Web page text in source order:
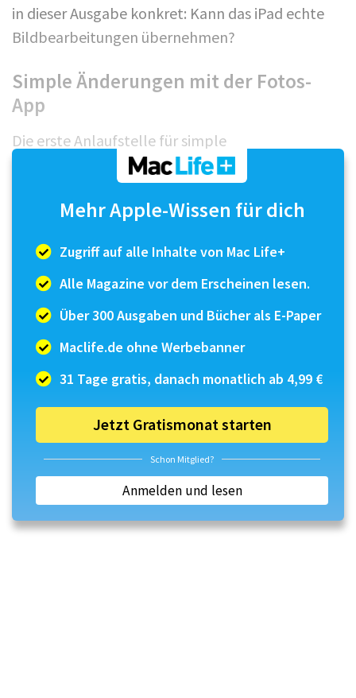
in dieser Ausgabe konkret: Kann das iPad echte
Bildbearbeitungen übernehmen?
Simple Änderungen mit der Fotos-
App
Die erste Anlaufstelle für simple
Bildbearbeitungen ist Apples vorinstallierte
Fotos-App. Mit dieser Anwendung kannst du
schnelle Änderungen an deinen Fotos
zuschneiden,...
Mehr Apple-Wissen für dich
Zugriff auf alle Inhalte von Mac Life+
Alle Magazine vor dem Erscheinen lesen.
Über 300 Ausgaben und Bücher als E-Paper
Maclife.de ohne Werbebanner
31 Tage gratis, danach monatlich ab 4,99 €
Jetzt Gratismonat starten
Schon Mitglied?
Anmelden und lesen